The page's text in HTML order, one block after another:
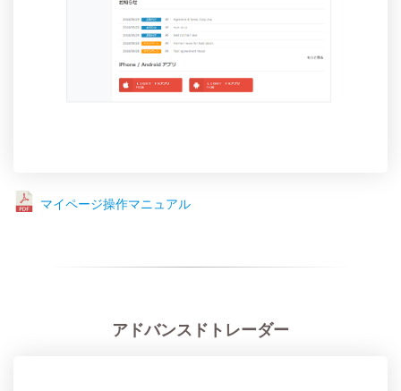
マイページ操作マニュアル
アドバンスドトレーダー